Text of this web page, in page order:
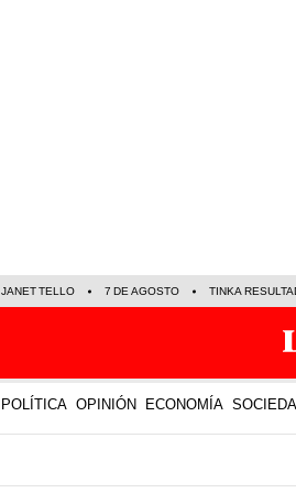
JANET TELLO 7 DE AGOSTO TINKA
POLÍTICA OPINIÓN ECONOMÍA